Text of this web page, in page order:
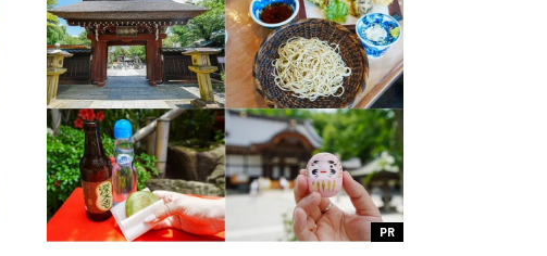
PR